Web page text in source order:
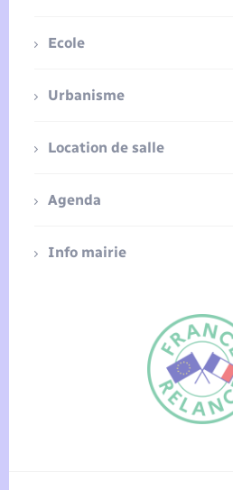
FR
Ecole
Urbanisme
Location de salle
Agenda
Info mairie